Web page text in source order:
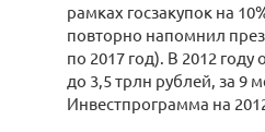
рамках госзакупок на
повторно напомнил
по 2017 год). В 2012
до 3,5 трлн рублей, за 9
Инвестпрограмма на